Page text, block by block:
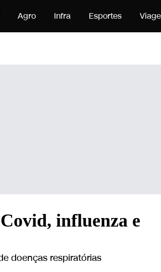
Agro Infra Esportes
influenza e
doenças respiratórias